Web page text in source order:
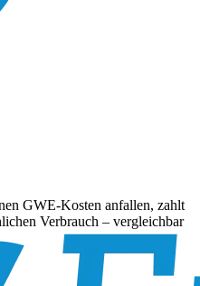
GWE-Kosten anfallen, zahlt
Verbrauch – vergleichbar